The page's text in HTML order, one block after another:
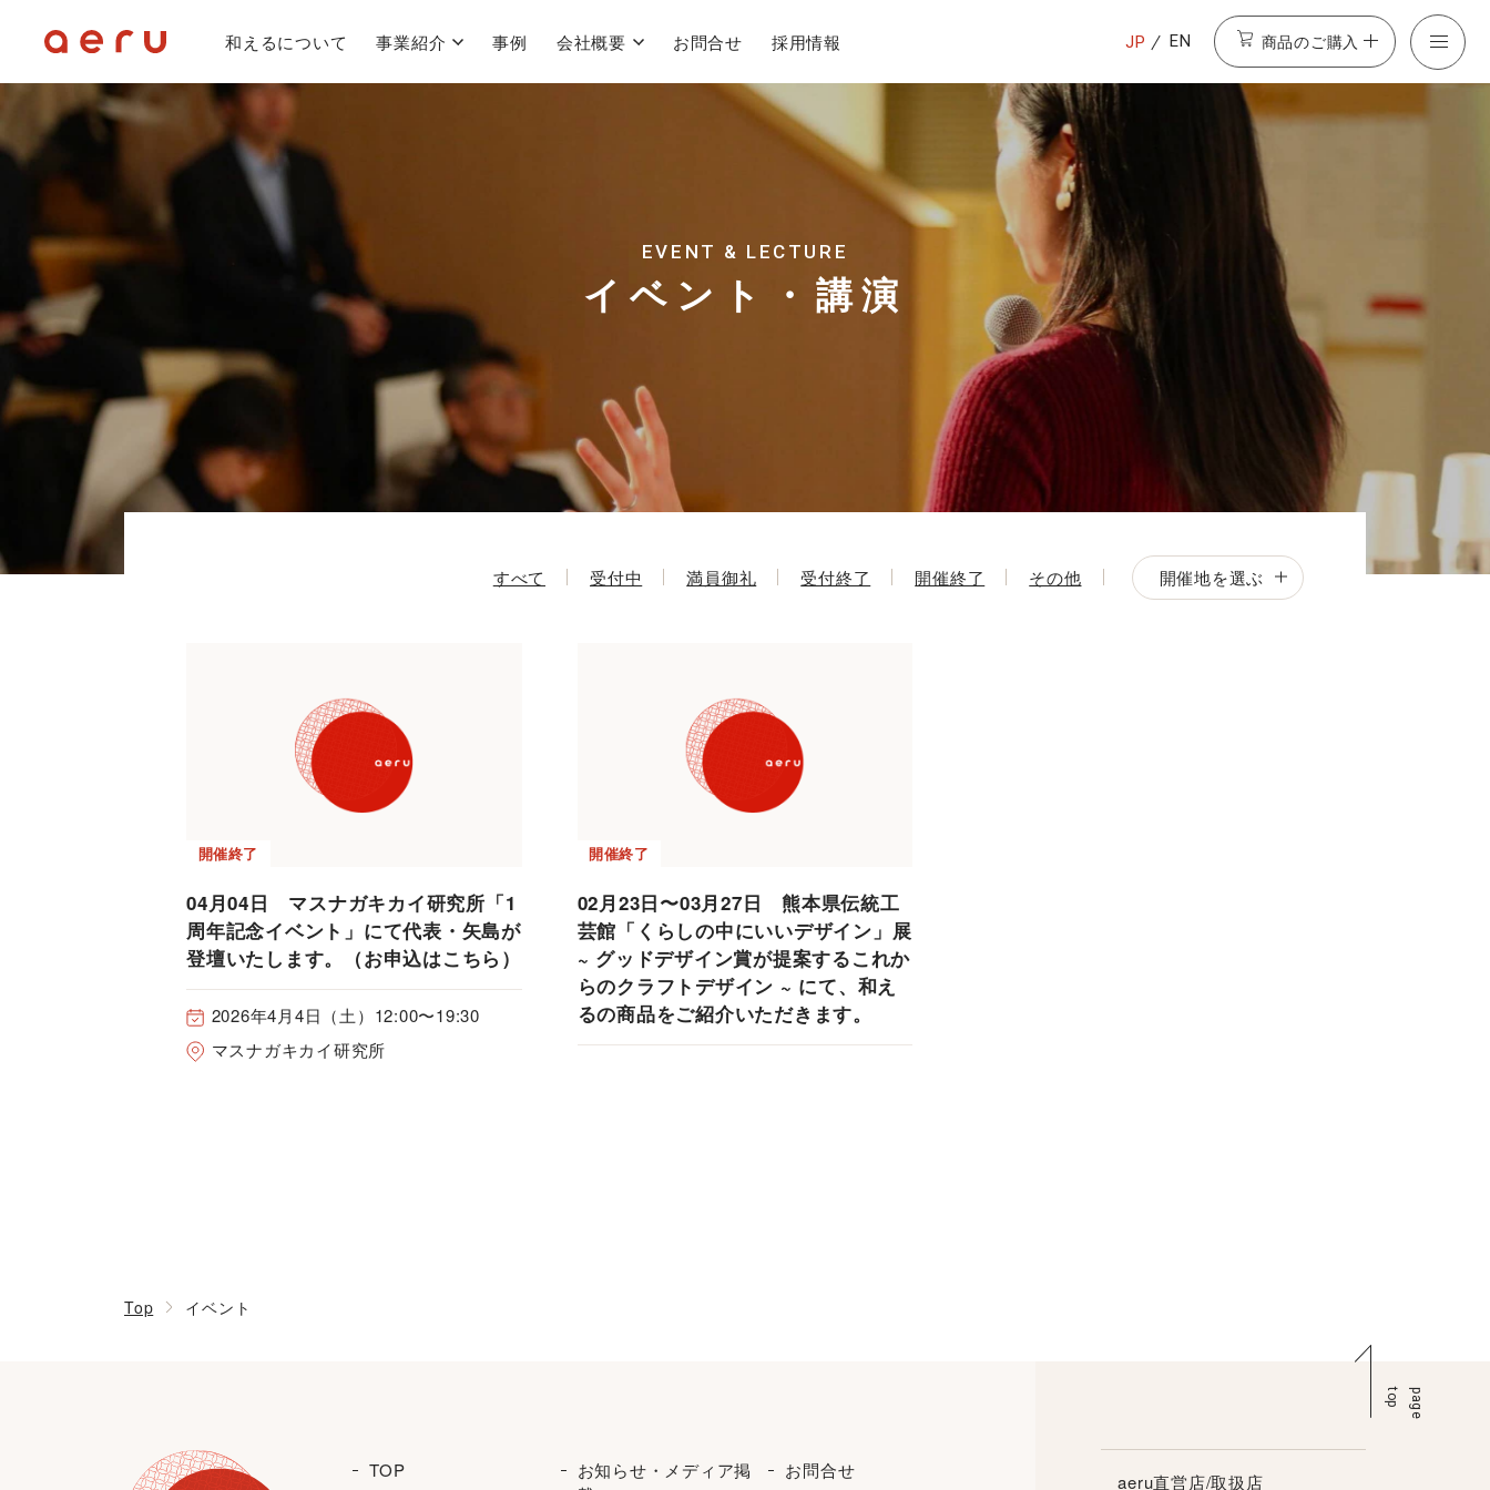
和えるについて 事業紹介 事例 会社概要 お問合せ 採用情報 JP EN 商品のご購入
EVENT & LECTURE
イベント・講演
すべて 受付中 満員御礼 受付終了 開催終了 その他 開催地を選ぶ
開催終了
04月04日 マスナガキカイ研究所「1
周年記念イベント」にて代表・矢島が
登壇いたします。（お申込はこちら）
2026年4月4日（土）12:00〜19:30
マスナガキカイ研究所
開催終了
02月23日〜03月27日 熊本県伝統工
芸館「くらしの中にいいデザイン」展
~ グッドデザイン賞が提案するこれか
らのクラフトデザイン ~ にて、和え
るの商品をご紹介いただきます。
Top イベント
p
a
g
e
t
o
p
TOP
お知らせ・メディア掲
お問合せ
aeru直営店/取扱店